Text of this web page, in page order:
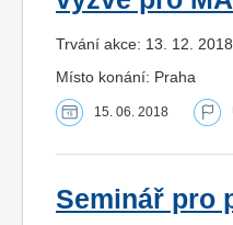
Trvání akce: 13. 12. 2018
Místo konání: Praha
15. 06. 2018
Seminář pro